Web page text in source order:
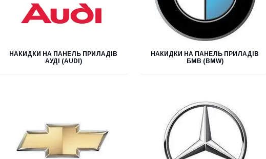
НАКИДКИ НА ПАНЕЛЬ ПРИЛАДІВ
АУДІ (AUDI)
НАКИДКИ НА ПАНЕЛЬ ПРИЛАДІВ
БМВ (BMW)